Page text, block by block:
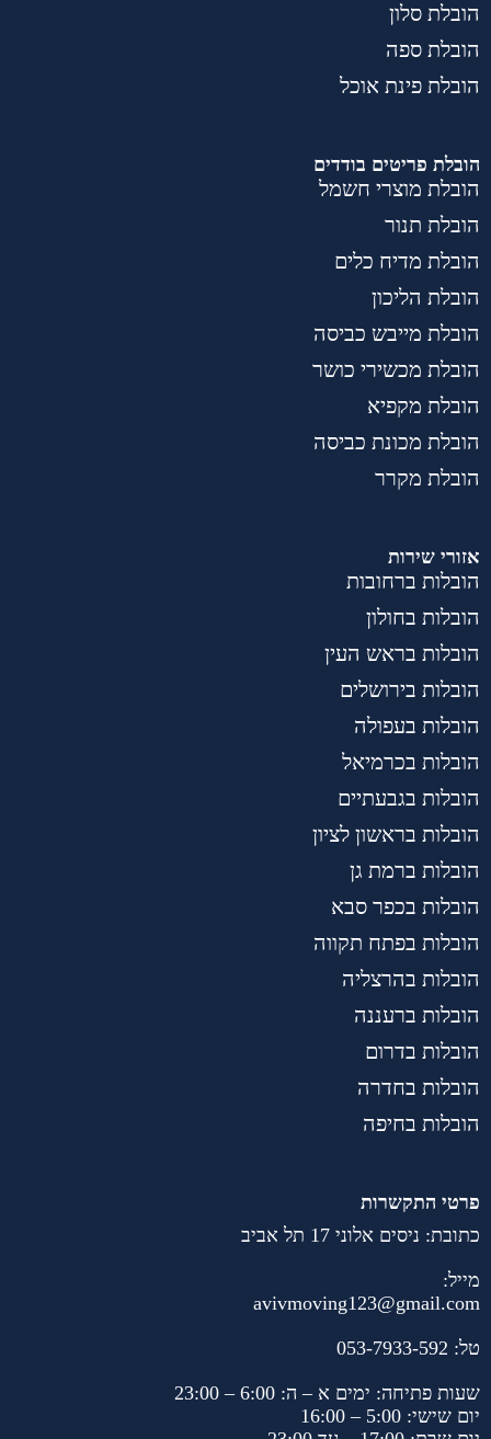
הובלת סלון
הובלת ספה
הובלת פינת אוכל
הובלת פריטים בודדים
הובלת מוצרי חשמל
הובלת תנור
הובלת מדיח כלים
הובלת הליכון
הובלת מייבש כביסה
הובלת מכשירי כושר
הובלת מקפיא
הובלת מכונת כביסה
הובלת מקרר
אזורי שירות
הובלות ברחובות
הובלות בחולון
הובלות בראש העין
הובלות בירושלים
הובלות בעפולה
הובלות בכרמיאל
הובלות בגבעתיים
הובלות בראשון לציון
הובלות ברמת גן
הובלות בכפר סבא
הובלות בפתח תקווה
הובלות בהרצליה
הובלות ברעננה
הובלות בדרום
הובלות בחדרה
הובלות בחיפה
פרטי התקשרות
כתובת: ניסים אלוני 17 תל אביב
מייל:
avivmoving123@gmail.com
טל: 053-7933-592
שעות פתיחה: ימים א – ה: 6:00 – 23:00
יום שישי: 5:00 – 16:00